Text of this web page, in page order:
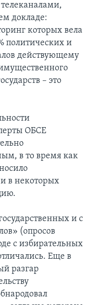
докладе:
которых вела
политических и
действующему
– это
ОБСЕ
в то время как
в некоторых
и с
(опросов
с избирательных
Еще в
разгар